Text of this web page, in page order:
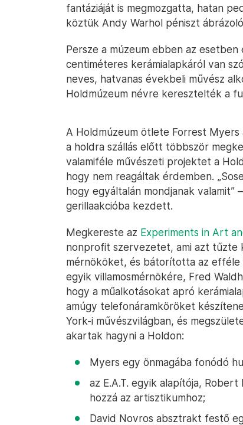
fantáziáját is megmozgatta, hatan
köztük Andy Warhol péniszt
Persze a múzeum ebben az esetben
centiméteres kerámialapkáról van
neves, hatvanas évekbeli művész
Holdmúzeum névre keresztelték a
A Holdmúzeum ötlete Forrest
a holdra szállás előtt többször
valamiféle művészeti projektet a
hogy nem reagáltak érdemben.
hogy egyáltalán mondjanak
gerillaakcióba kezdett.
Megkereste az Experiments in Art
nonprofit szervezetet, ami azt tűzte
mérnököket, és bátorította az
egyik villamosmérnökére, Fred
hogy a műalkotásokat apró
amúgy telefonáramköröket
York-i művészvilágban, és
akartak hagyni a Holdon:
Myers egy önmagába fonódó
az E.A.T. egyik alapítója,
hozzá az artisztikumhoz;
David Novros absztrakt festő